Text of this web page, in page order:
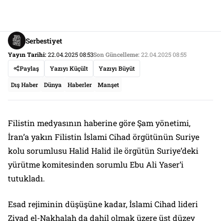
Serbestiyet
Yayın Tarihi:22.04.2025 08:53Son Güncelleme:22.04.2025 08:55
Paylaş
Yazıyı Küçült Yazıyı Büyüt
Dış Haber Dünya Haberler Manşet
Filistin medyasının haberine göre Şam yönetimi,
İran’a yakın Filistin İslami Cihad örgütünün Suriye
kolu sorumlusu Halid Halid ile örgütün Suriye’deki
yürütme komitesinden sorumlu Ebu Ali Yaser’i
tutukladı.
Esad rejiminin düşüşüne kadar, İslami Cihad lideri
Ziyad el-Nakhalah da dahil olmak üzere üst düzey